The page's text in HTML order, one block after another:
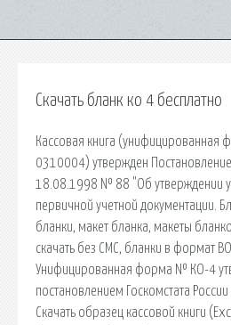
Скачать бланк ко 4 бесплатно
Кассовая книга
0310004) утвержден
18.08.1998 № 88 "Об утверждении
первичной учетной документации.
бланки, макет бланка, макеты
скачать без СМС, бланки в формат
Унифицированная форма № КО-4
постановлением Госкомстата
Скачать образец кассовой книги